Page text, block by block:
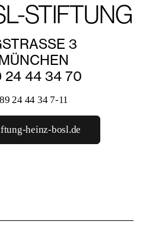
STIFTUNG
3
24 44 34 70
24 44 34 7-11
heinz-bosl.de